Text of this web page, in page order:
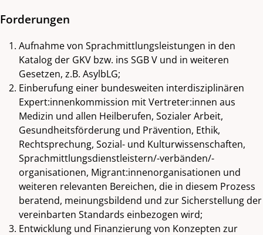
Forderungen
Aufnahme von Sprachmittlungsleistungen in den
Katalog der GKV bzw. ins SGB V und in weiteren
Gesetzen, z.B. AsylbLG;
Einberufung einer bundesweiten interdisziplinären
Expert:innenkommission mit Vertreter:innen aus
Medizin und allen Heilberufen, Sozialer Arbeit,
Gesundheitsförderung und Prävention, Ethik,
Rechtsprechung, Sozial- und Kulturwissenschaften,
Sprachmittlungsdienstleistern/-verbänden/-
organisationen, Migrant:innenorganisationen und
weiteren relevanten Bereichen, die in diesem Prozess
beratend, meinungsbildend und zur Sicherstellung der
vereinbarten Standards einbezogen wird;
Entwicklung und Finanzierung von Konzepten zur